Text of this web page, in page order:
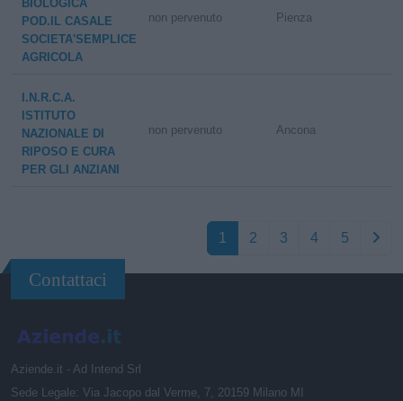
BIOLOGICA
POD.IL CASALE
SOCIETA'SEMPLICE
AGRICOLA
non pervenuto Pienza
I.N.R.C.A.
ISTITUTO
NAZIONALE DI
RIPOSO E CURA
PER GLI ANZIANI
non pervenuto Ancona
1 2 3 4 5
Contattaci
Aziende.it - Ad Intend Srl
Sede Legale: Via Jacopo dal Verme, 7, 20159 Milano MI